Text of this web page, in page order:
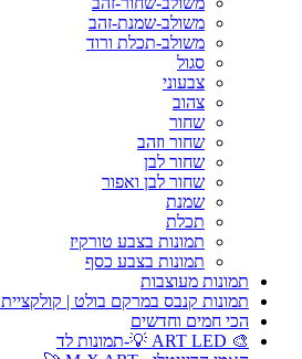
משולב-שמנת-זהב
משולב-תכלת ורוד
סגול
צבעוני
צהוב
שחור
שחור וזהב
שחור לבן
שחור לבן ואפור
שמנת
תכלת
תמונות בצבע טורקיז
תמונות בצבע כסף
תמונות מעוצבות
תמונות קנבס במרקם בולט | קולקציית Art Touch
הכי חמים וחדשים
🎨 ART LED 💡-תמונות לד